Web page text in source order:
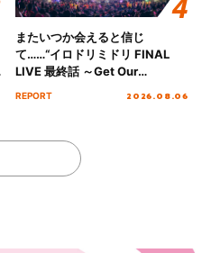
またいつか会えると信じ
て……“イロドリミドリ FINAL
LIVE 最終話 ～Get Our
REPORT 2026.08.06